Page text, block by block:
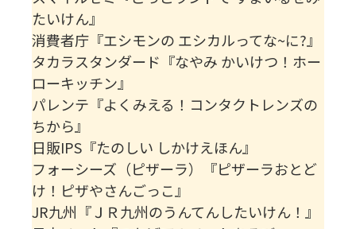
たいけん』
消費者庁『エシモンの エシカルってな~に?』
タカラスタンダード『なやみ かいけつ！ホー
ローキッチン』
パレンテ『よくみえる！コンタクトレンズの
ちから』
日販IPS『たのしい しかけえほん』
フォーシーズ（ピザーラ）『ピザーラおとど
け！ピザやさんごっこ』
JR九州『ＪＲ九州のうんてんしたいけん！』